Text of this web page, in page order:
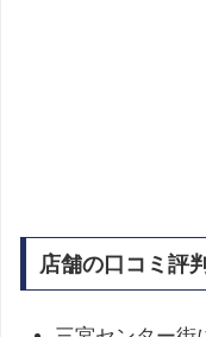
店舗の口コミ評判